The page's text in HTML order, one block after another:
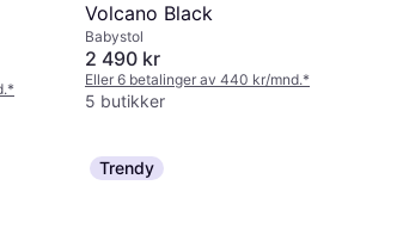
*
Volcano Black
Babystol
2 490 kr
Eller 6 betalinger av 440 kr/mnd.*
5 butikker
Trendy